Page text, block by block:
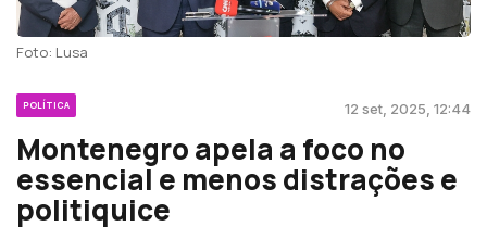
Foto: Lusa
POLÍTICA 12 set, 2025, 12:44
Montenegro apela a foco no
essencial e menos distrações e
politiquice